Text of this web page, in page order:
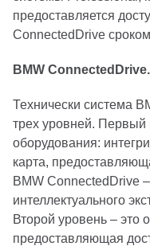
предоставляется
ConnectedDrive
BMW
Технически система
трех уровней. Первый
оборудования:
карта,
BMW ConnectedDrive
интеллектуального
Второй уровень – это
предоставляющая